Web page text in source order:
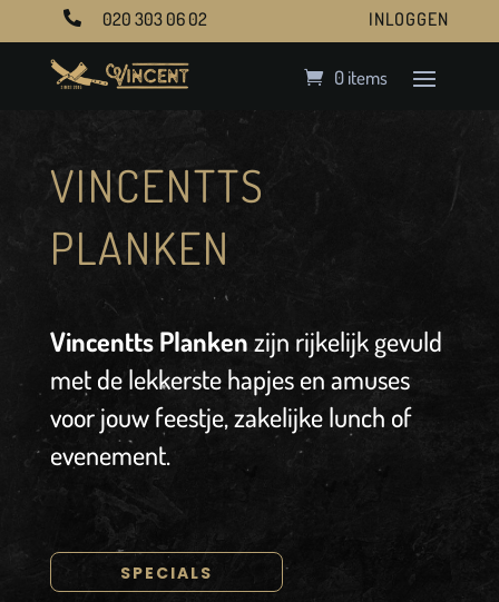
 020 303 06 02 INLOGGEN
0 items
VINCENTTS
PLANKEN
Vincentts Plankenzijn rijkelijk gevuld
met de lekkerste hapjes en amuses
voor jouw feestje, zakelijke lunch of
evenement.
SPECIALS